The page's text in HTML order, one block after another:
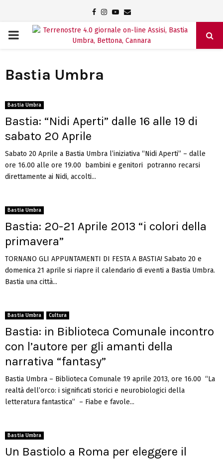
Facebook
Instagram
Youtube
Email
PRIMARY
Bastia Umbra
Bastia Umbra
Bastia: “Nidi Aperti” dalle 16 alle 19 di
sabato 20 Aprile
Sabato 20 Aprile a Bastia Umbra l’iniziativa “Nidi Aperti” – dalle
ore 16.00 alle ore 19.00 bambini e genitori potranno recarsi
direttamente ai Nidi, accolti...
Bastia Umbra
Bastia: 20-21 Aprile 2013 “i colori della
primavera”
TORNANO GLI APPUNTAMENTI DI FESTA A BASTIA! Sabato 20 e
domenica 21 aprile si riapre il calendario di eventi a Bastia Umbra.
Bastia una città...
Bastia Umbra Cultura
Bastia: in Biblioteca Comunale incontro
con l’autore per gli amanti della
narrativa “fantasy”
Bastia Umbra – Biblioteca Comunale 19 aprile 2013, ore 16.00 “La
realtà dell’orco: i significati storici e neurobiologici della
letteratura fantastica” – Fiabe e favole...
Bastia Umbra
Un Bastiolo a Roma per eleggere il